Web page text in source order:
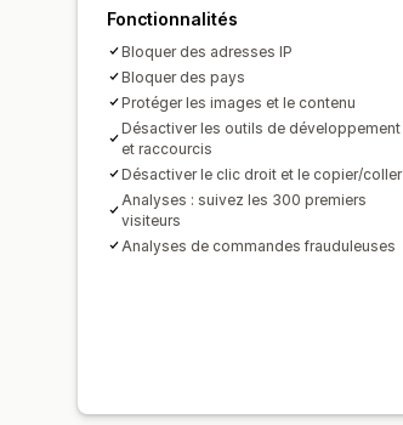
Fonctionnalités
Bloquer des adresses IP
Bloquer des pays
Protéger les images et le contenu
Désactiver les outils de développement
et raccourcis
Désactiver le clic droit et le copier/coller
Analyses : suivez les 300 premiers
visiteurs
Analyses de commandes frauduleuses